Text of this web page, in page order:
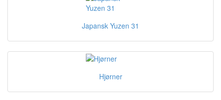
Japansk Yuzen 31
Hjørner